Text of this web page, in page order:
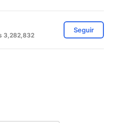
3,282,832
Seguir